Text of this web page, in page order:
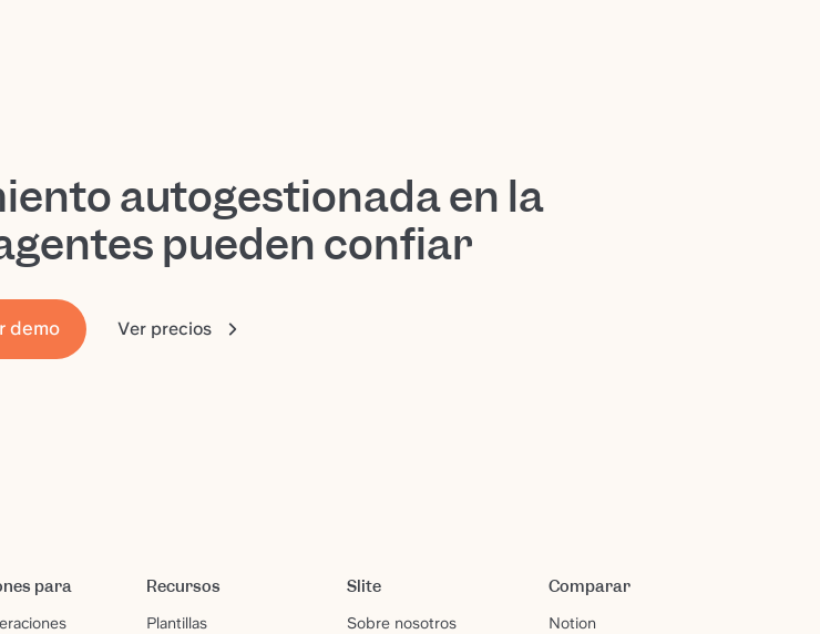
autogestionada en la
pueden confiar
demo Ver precios
para Recursos
Plantillas
Slite
Sobre nosotros
Comparar
Notion